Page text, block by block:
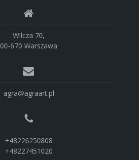
Wilcza 70,
00-670 Warszawa
agra@agraart.pl
+48226250808
+48227451020